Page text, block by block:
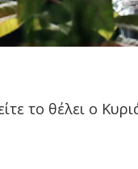
το θέλει ο